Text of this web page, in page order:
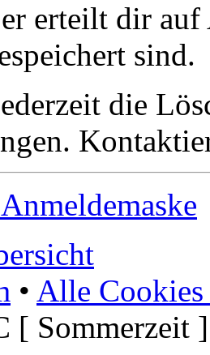
erteilt dir
sind.
die
• Alle Cookies
[ Sommerzeit ]